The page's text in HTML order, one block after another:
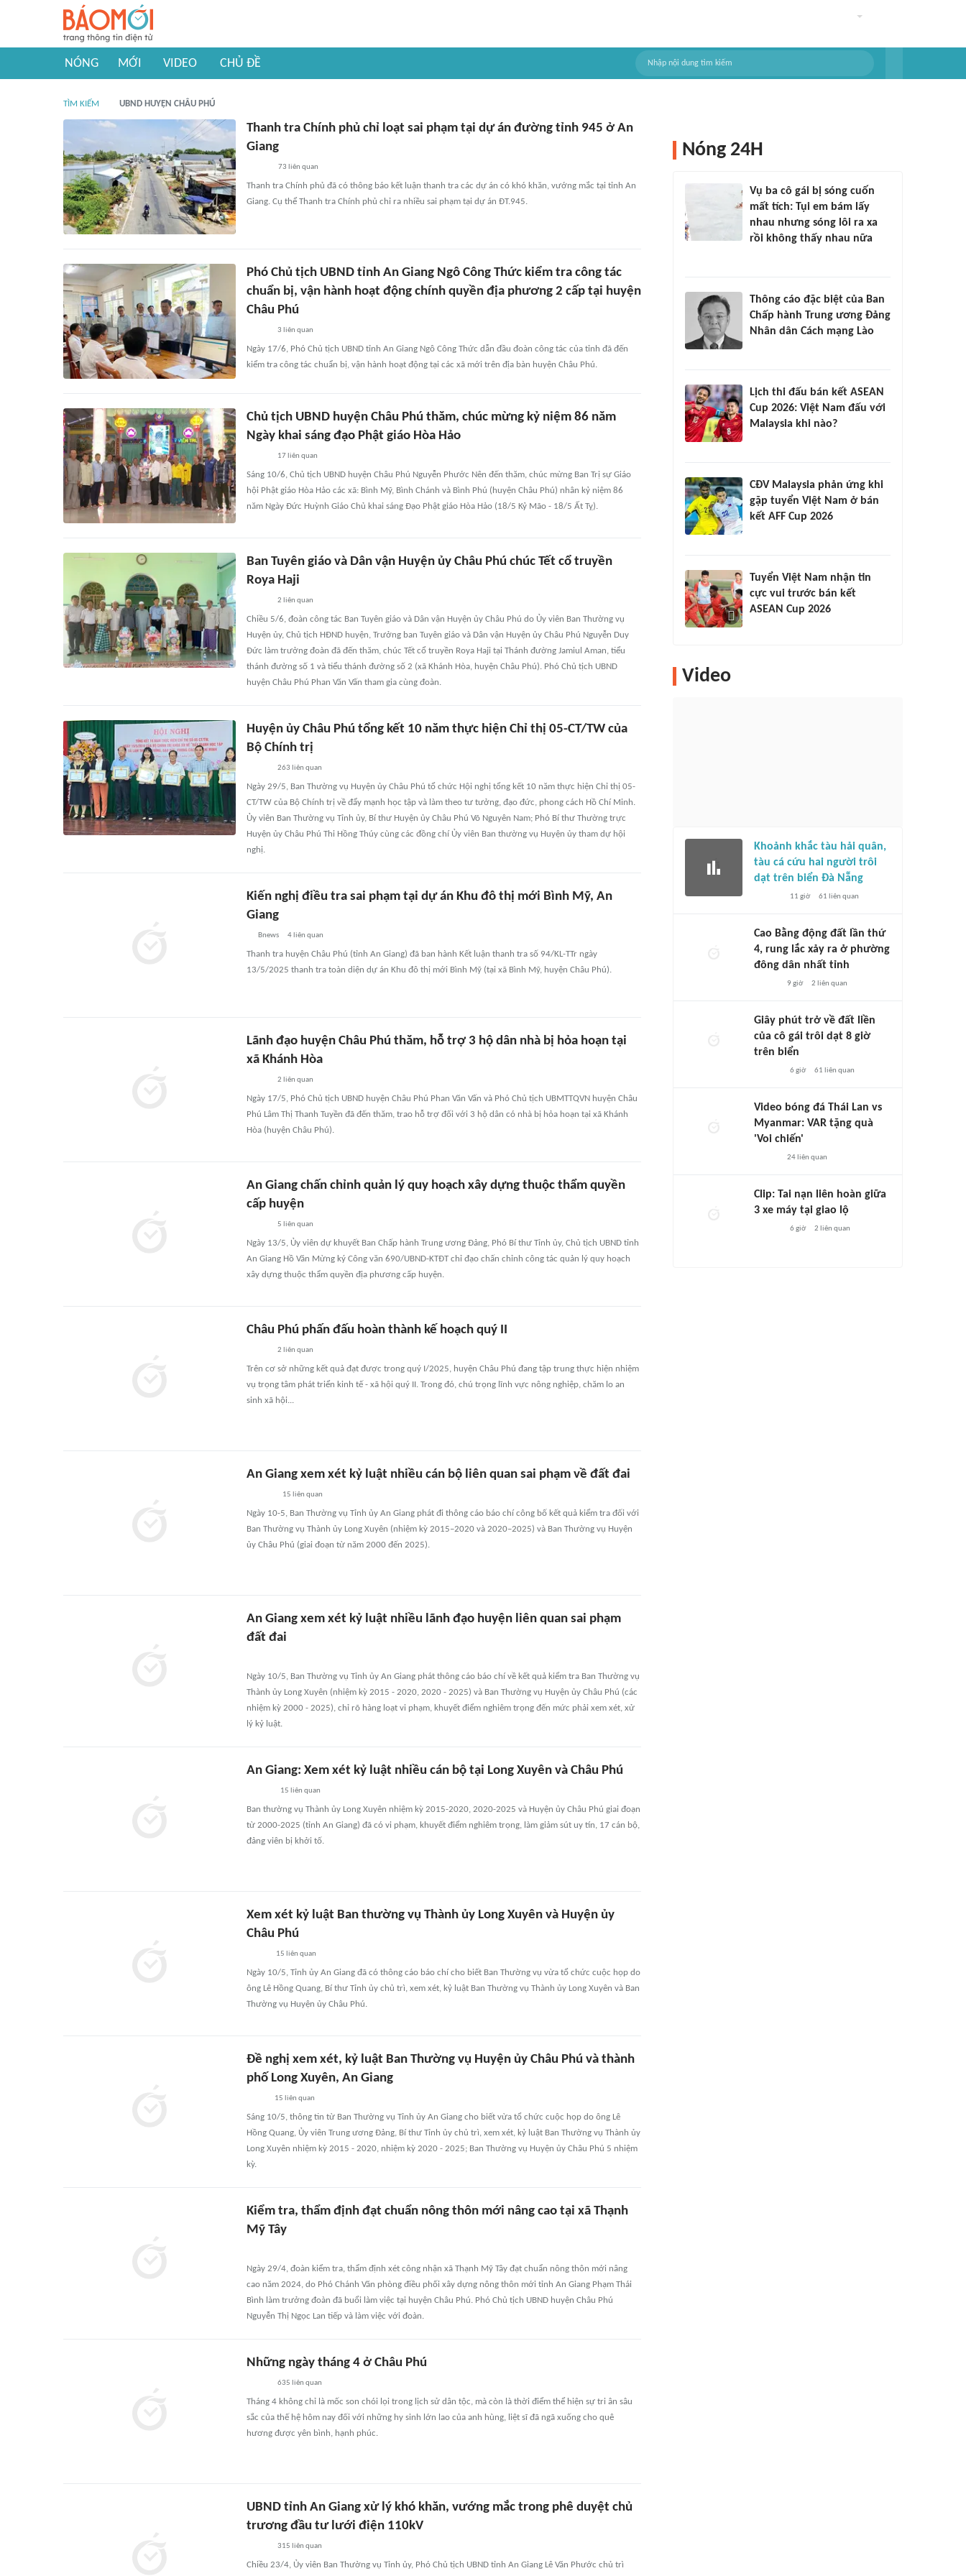
NÓNG MỚI VIDEO CHỦ ĐỀ
TÌM KIẾM UBND HUYỆN CHÂU PHÚ
Thanh tra Chính phủ chỉ loạt sai phạm tại dự án đường tỉnh 945 ở An
Giang
73 liên quan
Thanh tra Chính phủ đã có thông báo kết luận thanh tra các dự án có khó khăn, vướng mắc tại tỉnh An
Giang. Cụ thể Thanh tra Chính phủ chỉ ra nhiều sai phạm tại dự án ĐT.945.
Phó Chủ tịch UBND tỉnh An Giang Ngô Công Thức kiểm tra công tác
chuẩn bị, vận hành hoạt động chính quyền địa phương 2 cấp tại huyện
Châu Phú
3 liên quan
Ngày 17/6, Phó Chủ tịch UBND tỉnh An Giang Ngô Công Thức dẫn đầu đoàn công tác của tỉnh đã đến
kiểm tra công tác chuẩn bị, vận hành hoạt động tại các xã mới trên địa bàn huyện Châu Phú.
Chủ tịch UBND huyện Châu Phú thăm, chúc mừng kỷ niệm 86 năm
Ngày khai sáng đạo Phật giáo Hòa Hảo
17liên quan
Sáng 10/6, Chủ tịch UBND huyện Châu Phú Nguyễn Phước Nên đến thăm, chúc mừng Ban Trị sự Giáo
hội Phật giáo Hòa Hảo các xã: Bình Mỹ, Bình Chánh và Bình Phú (huyện Châu Phú) nhân kỷ niệm 86
năm Ngày Đức Huỳnh Giáo Chủ khai sáng Đạo Phật giáo Hòa Hảo (18/5 Kỷ Mão - 18/5 Ất Tỵ).
Ban Tuyên giáo và Dân vận Huyện ủy Châu Phú chúc Tết cổ truyền
Roya Haji
2 liên quan
Chiều 5/6, đoàn công tác Ban Tuyên giáo và Dân vận Huyện ủy Châu Phú do Ủy viên Ban Thường vụ
Huyện ủy, Chủ tịch HĐND huyện, Trưởng ban Tuyên giáo và Dân vận Huyện ủy Châu Phú Nguyễn Duy
Đức làm trưởng đoàn đã đến thăm, chúc Tết cổ truyền Roya Haji tại Thánh đường Jamiul Aman, tiểu
thánh đường số 1 và tiểu thánh đường số 2 (xã Khánh Hòa, huyện Châu Phú). Phó Chủ tịch UBND
huyện Châu Phú Phan Văn Vấn tham gia cùng đoàn.
Huyện ủy Châu Phú tổng kết 10 năm thực hiện Chỉ thị 05-CT/TW của
Bộ Chính trị
263 liên quan
Ngày 29/5, Ban Thường vụ Huyện ủy Châu Phú tổ chức Hội nghị tổng kết 10 năm thực hiện Chỉ thị 05-
CT/TW của Bộ Chính trị về đẩy mạnh học tập và làm theo tư tưởng, đạo đức, phong cách Hồ Chí Minh.
Ủy viên Ban Thường vụ Tỉnh ủy, Bí thư Huyện ủy Châu Phú Võ Nguyên Nam; Phó Bí thư Thường trực
Huyện ủy Châu Phú Thi Hồng Thúy cùng các đồng chí Ủy viên Ban thường vụ Huyện ủy tham dự hội
nghị.
Kiến nghị điều tra sai phạm tại dự án Khu đô thị mới Bình Mỹ, An
Giang
Bnews 4 liên quan
Thanh tra huyện Châu Phú (tỉnh An Giang) đã ban hành Kết luận thanh tra số 94/KL-TTr ngày
13/5/2025 thanh tra toàn diện dự án Khu đô thị mới Bình Mỹ (tại xã Bình Mỹ, huyện Châu Phú).
Lãnh đạo huyện Châu Phú thăm, hỗ trợ 3 hộ dân nhà bị hỏa hoạn tại
xã Khánh Hòa
2 liên quan
Ngày 17/5, Phó Chủ tịch UBND huyện Châu Phú Phan Văn Vấn và Phó Chủ tịch UBMTTQVN huyện Châu
Phú Lâm Thị Thanh Tuyền đã đến thăm, trao hỗ trợ đối với 3 hộ dân có nhà bị hỏa hoạn tại xã Khánh
Hòa (huyện Châu Phú).
An Giang chấn chỉnh quản lý quy hoạch xây dựng thuộc thẩm quyền
cấp huyện
5 liên quan
Ngày 13/5, Ủy viên dự khuyết Ban Chấp hành Trung ương Đảng, Phó Bí thư Tỉnh ủy, Chủ tịch UBND tỉnh
An Giang Hồ Văn Mừng ký Công văn 690/UBND-KTĐT chỉ đạo chấn chỉnh công tác quản lý quy hoạch
xây dựng thuộc thẩm quyền địa phương cấp huyện.
Châu Phú phấn đấu hoàn thành kế hoạch quý II
2 liên quan
Trên cơ sở những kết quả đạt được trong quý I/2025, huyện Châu Phú đang tập trung thực hiện nhiệm
vụ trọng tâm phát triển kinh tế - xã hội quý II. Trong đó, chú trọng lĩnh vực nông nghiệp, chăm lo an
sinh xã hội...
An Giang xem xét kỷ luật nhiều cán bộ liên quan sai phạm về đất đai
15 liên quan
Ngày 10-5, Ban Thường vụ Tỉnh ủy An Giang phát đi thông cáo báo chí công bố kết quả kiểm tra đối với
Ban Thường vụ Thành ủy Long Xuyên (nhiệm kỳ 2015–2020 và 2020–2025) và Ban Thường vụ Huyện
ủy Châu Phú (giai đoạn từ năm 2000 đến 2025).
An Giang xem xét kỷ luật nhiều lãnh đạo huyện liên quan sai phạm
đất đai
Ngày 10/5, Ban Thường vụ Tỉnh ủy An Giang phát thông cáo báo chí về kết quả kiểm tra Ban Thường vụ
Thành ủy Long Xuyên (nhiệm kỳ 2015 - 2020, 2020 - 2025) và Ban Thường vụ Huyện ủy Châu Phú (các
nhiệm kỳ 2000 - 2025), chỉ rõ hàng loạt vi phạm, khuyết điểm nghiêm trọng đến mức phải xem xét, xử
lý kỷ luật.
An Giang: Xem xét kỷ luật nhiều cán bộ tại Long Xuyên và Châu Phú
15 liên quan
Ban thường vụ Thành ủy Long Xuyên nhiệm kỳ 2015-2020, 2020-2025 và Huyện ủy Châu Phú giai đoạn
từ 2000-2025 (tỉnh An Giang) đã có vi phạm, khuyết điểm nghiêm trọng, làm giảm sút uy tín, 17 cán bộ,
đảng viên bị khởi tố.
Xem xét kỷ luật Ban thường vụ Thành ủy Long Xuyên và Huyện ủy
Châu Phú
15 liên quan
Ngày 10/5, Tỉnh ủy An Giang đã có thông cáo báo chí cho biết Ban Thường vụ vừa tổ chức cuộc họp do
ông Lê Hồng Quang, Bí thư Tỉnh ủy chủ trì, xem xét, kỷ luật Ban Thường vụ Thành ủy Long Xuyên và Ban
Thường vụ Huyện ủy Châu Phú.
Đề nghị xem xét, kỷ luật Ban Thường vụ Huyện ủy Châu Phú và thành
phố Long Xuyên, An Giang
15 liên quan
Sáng 10/5, thông tin từ Ban Thường vụ Tỉnh ủy An Giang cho biết vừa tổ chức cuộc họp do ông Lê
Hồng Quang, Ủy viên Trung ương Đảng, Bí thư Tỉnh ủy chủ trì, xem xét, kỷ luật Ban Thường vụ Thành ủy
Long Xuyên nhiệm kỳ 2015 - 2020, nhiệm kỳ 2020 - 2025; Ban Thường vụ Huyện ủy Châu Phú 5 nhiệm
kỳ.
Kiểm tra, thẩm định đạt chuẩn nông thôn mới nâng cao tại xã Thạnh
Mỹ Tây
Ngày 29/4, đoàn kiểm tra, thẩm định xét công nhận xã Thạnh Mỹ Tây đạt chuẩn nông thôn mới nâng
cao năm 2024, do Phó Chánh Văn phòng điều phối xây dựng nông thôn mới tỉnh An Giang Phạm Thái
Bình làm trưởng đoàn đã buổi làm việc tại huyện Châu Phú. Phó Chủ tịch UBND huyện Châu Phú
Nguyễn Thị Ngọc Lan tiếp và làm việc với đoàn.
Những ngày tháng 4 ở Châu Phú
635 liên quan
Tháng 4 không chỉ là mốc son chói lọi trong lịch sử dân tộc, mà còn là thời điểm thể hiện sự tri ân sâu
sắc của thế hệ hôm nay đối với những hy sinh lớn lao của anh hùng, liệt sĩ đã ngã xuống cho quê
hương được yên bình, hạnh phúc.
UBND tỉnh An Giang xử lý khó khăn, vướng mắc trong phê duyệt chủ
trương đầu tư lưới điện 110kV
315 liên quan
Chiều 23/4, Ủy viên Ban Thường vụ Tỉnh ủy, Phó Chủ tịch UBND tỉnh An Giang Lê Văn Phước chủ trì
Nóng 24H
Vụ ba cô gái bị sóng cuốn
mất tích: Tụi em bám lấy
nhau nhưng sóng lôi ra xa
rồi không thấy nhau nữa
Thông cáo đặc biệt của Ban
Chấp hành Trung ương Đảng
Nhân dân Cách mạng Lào
Lịch thi đấu bán kết ASEAN
Cup 2026: Việt Nam đấu với
Malaysia khi nào?
CĐV Malaysia phản ứng khi
gặp tuyển Việt Nam ở bán
kết AFF Cup 2026
Tuyển Việt Nam nhận tin
cực vui trước bán kết
ASEAN Cup 2026
Video
Khoảnh khắc tàu hải quân,
tàu cá cứu hai người trôi
dạt trên biển Đà Nẵng
11 giờ 61 liên quan
Cao Bằng động đất lần thứ
4, rung lắc xảy ra ở phường
đông dân nhất tỉnh
9 giờ 2 liên quan
Giây phút trở về đất liền
của cô gái trôi dạt 8 giờ
trên biển
6 giờ 61 liên quan
Video bóng đá Thái Lan vs
Myanmar: VAR tặng quà
'Voi chiến'
24liên quan
Clip: Tai nạn liên hoàn giữa
3 xe máy tại giao lộ
6 giờ 2 liên quan